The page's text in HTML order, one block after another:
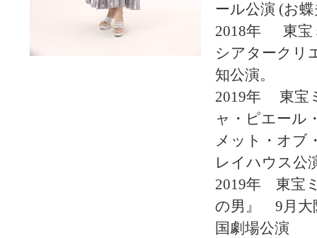
ール公演 (お
2018年 東宝
シアタークリ
知公演。
2019年 東宝
ャ・ピエール
メット・オブ
レイハウス公
2019年 東宝
の男』 9月大
国劇場公演